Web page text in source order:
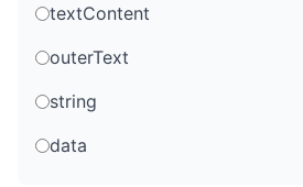
textContent
outerText
string
data